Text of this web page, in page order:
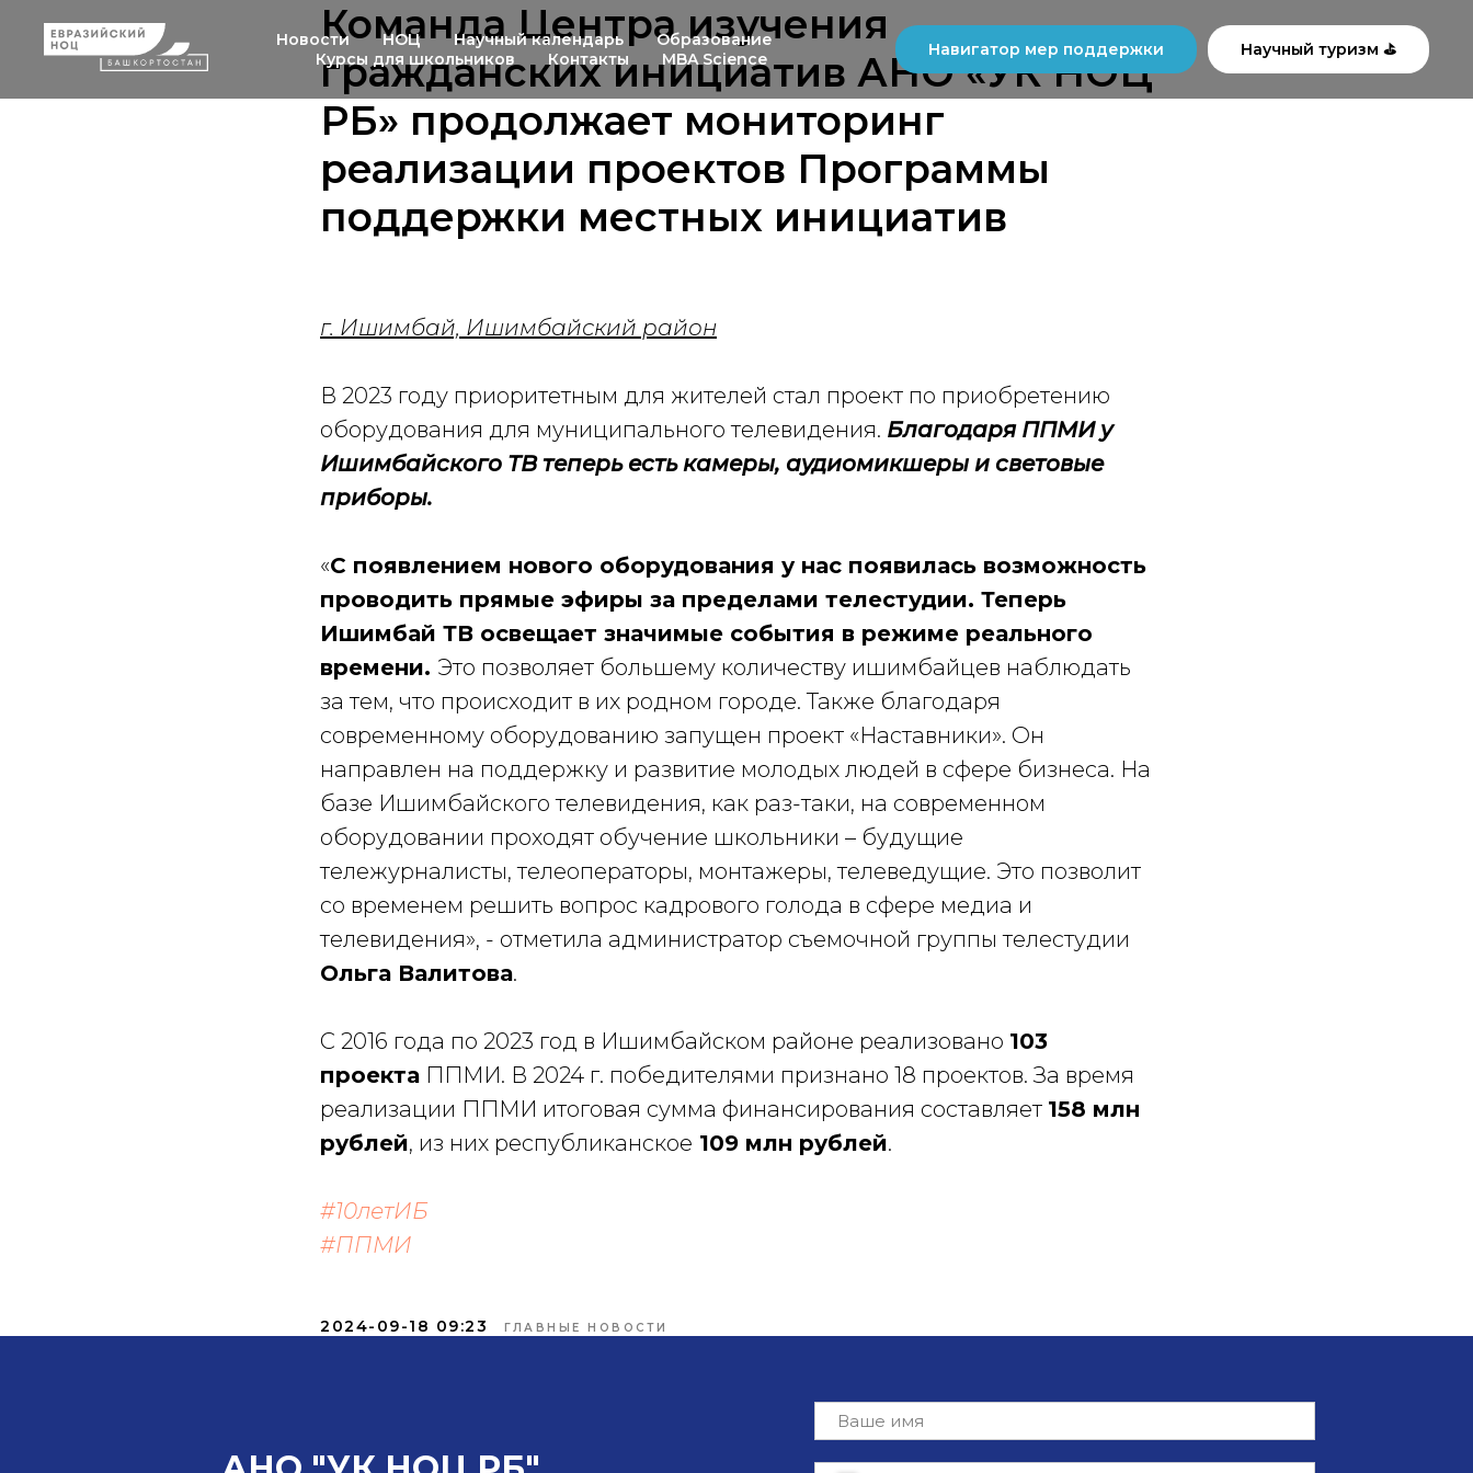
Новости НОЦ Научный календарь
Образование
Курсы для школьников
Контакты MBA Science
Навигатор мер поддержки Научный туризм ⛳
Команда Центра изучения
гражданских инициатив АНО «УК НОЦ
РБ» продолжает мониторинг
реализации проектов Программы
поддержки местных инициатив
г. Ишимбай, Ишимбайский район
В 2023 году приоритетным для жителей стал проект по приобретению
оборудования для муниципального телевидения. Благодаря ППМИ у
Ишимбайского ТВ теперь есть камеры, аудиомикшеры и световые
приборы.
«С появлением нового оборудования у нас появилась возможность
проводить прямые эфиры за пределами телестудии. Теперь
Ишимбай ТВ освещает значимые события в режиме реального
времени. Это позволяет большему количеству ишимбайцев наблюдать
за тем, что происходит в их родном городе. Также благодаря
современному оборудованию запущен проект «Наставники». Он
направлен на поддержку и развитие молодых людей в сфере бизнеса. На
базе Ишимбайского телевидения, как раз-таки, на современном
оборудовании проходят обучение школьники – будущие
тележурналисты, телеоператоры, монтажеры, телеведущие. Это позволит
со временем решить вопрос кадрового голода в сфере медиа и
телевидения», - отметила администратор съемочной группы телестудии
Ольга Валитова.
С 2016 года по 2023 год в Ишимбайском районе реализовано 103
проекта ППМИ. В 2024 г. победителями признано 18 проектов. За время
реализации ППМИ итоговая сумма финансирования составляет 158 млн
рублей, из них республиканское 109 млн рублей.
#10летИБ
#ППМИ
2024-09-18 09:23 ГЛАВНЫЕ НОВОСТИ